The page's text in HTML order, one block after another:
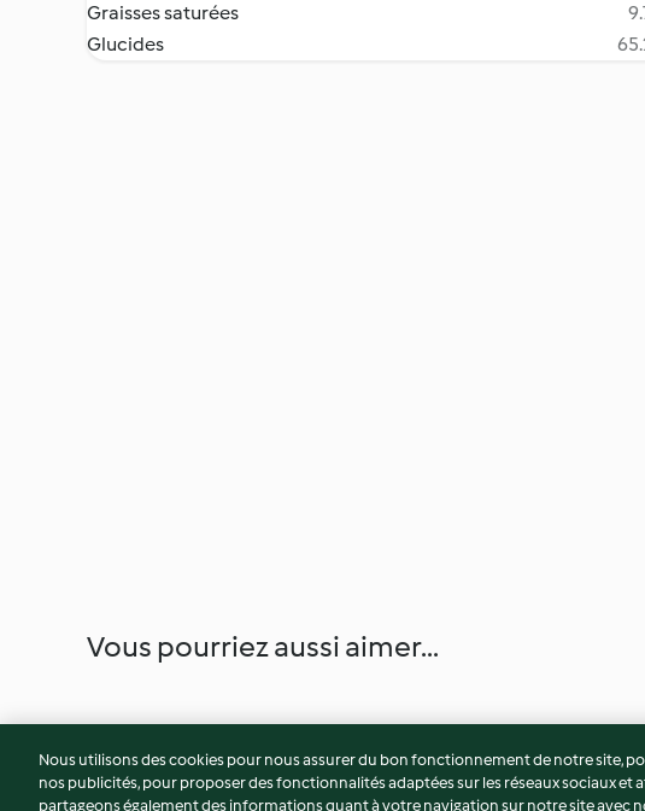
Graisses saturées
Glucides
Vous pourriez aussi aimer...
Nous utilisons des cookies pour nous assurer du bon fonctionnement de notre site,
nos publicités, pour proposer des fonctionnalités adaptées sur les réseaux sociaux et
partageons également des informations quant à votre navigation sur notre site avec